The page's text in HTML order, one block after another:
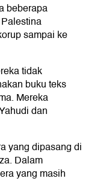
beberapa
sampai ke
tidak
buku teks
Mereka
dan
yang dipasang di
Dalam
yang masih